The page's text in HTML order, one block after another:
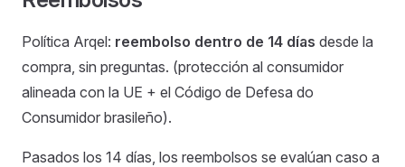
Política Arqel: reembolso dentro de 14 días desde la
compra, sin preguntas. (protección al consumidor
alineada con la UE + el Código de Defesa do
Consumidor brasileño).
Pasados los 14 días, los reembolsos se evalúan caso a